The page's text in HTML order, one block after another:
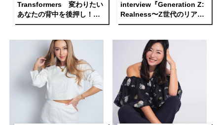
Transformers 変わりたい
あなたの背中を後押し！ト
ランスフォーマーたちの格
interview『Generation Z:
Realness〜Z世代のリア
ル〜』